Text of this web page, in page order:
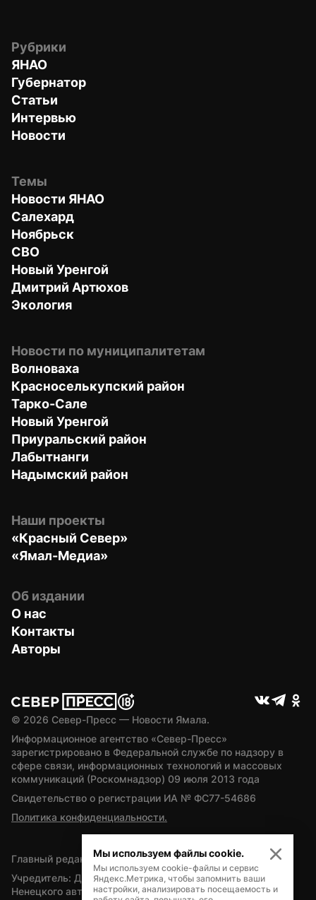
Рубрики
ЯНАО
Губернатор
Статьи
Интервью
Новости
Темы
Новости ЯНАО
Салехард
Ноябрьск
СВО
Новый Уренгой
Дмитрий Артюхов
Экология
Новости по муниципалитетам
Волноваха
Красноселькупский район
Тарко-Сале
Новый Уренгой
Приуральский район
Лабытнанги
Надымский район
Наши проекты
«Красный Север»
«Ямал-Медиа»
Об издании
О нас
Контакты
Авторы
© 2026 Север-Пресс — Новости Ямала.
Информационное агентство «Север-Пресс»
зарегистрировано в Федеральной службе по надзору в
сфере связи, информационных технологий и массовых
коммуникаций (Роскомнадзор) 09 июля 2013 года
Свидетельство о регистрации ИА № ФС77-54686
Политика конфиденциальности.
Главный редактор — А.Л. Поздеев
Учредитель: Департамент внутренней политики Ямало-
Ненецкого автономного округа
Мы используем файлы cookie.
Мы используем cookie-файлы и сервис
Яндекс.Метрика, чтобы запомнить ваши
настройки, анализировать посещаемость и